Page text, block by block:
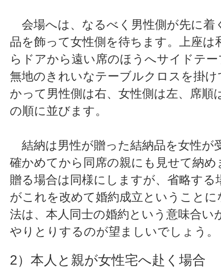
会場へは、なるべく男性側が先に着
品を飾って女性側を待ちます。上座は
らドアから遠い席のほうへサイドテ
無地のきれいなテーブルクロスを掛
かって男性側は右、女性側は左、席順
の順に並びます。
結納は男性が贈った結納品を女性が
確かめてから同席の親にも見せて納
贈る場合は同様にしますが、省略する
がこれを改めて婚約成立ということ
法は、本人同士の婚約という意味合い
やりとりするのが望ましいでしょう。
2）本人と親が女性宅へ赴く場合